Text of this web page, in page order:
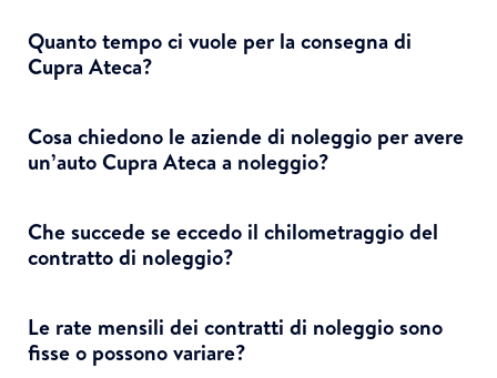
Quanto tempo ci vuole per la consegna di
Cupra Ateca?
Cosa chiedono le aziende di noleggio per avere
un’auto Cupra Ateca a noleggio?
Che succede se eccedo il chilometraggio del
contratto di noleggio?
Le rate mensili dei contratti di noleggio sono
fisse o possono variare?